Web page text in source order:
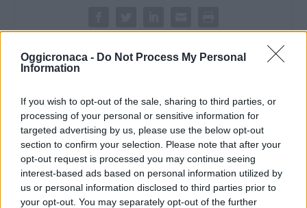
Oggicronaca - Do Not Process My Personal
Information
If you wish to opt-out of the sale, sharing to third parties, or
processing of your personal or sensitive information for
targeted advertising by us, please use the below opt-out
section to confirm your selection. Please note that after your
opt-out request is processed you may continue seeing
interest-based ads based on personal information utilized by
us or personal information disclosed to third parties prior to
your opt-out. You may separately opt-out of the further
VALUTARE: